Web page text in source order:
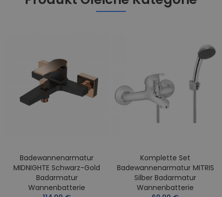
Badewannenarmatur
MIDNIGHTE Schwarz-Gold
Badarmatur
Wannenbatterie
Komplette Set
Badewannenarmatur MITRIS
Silber Badarmatur
Wannenbatterie